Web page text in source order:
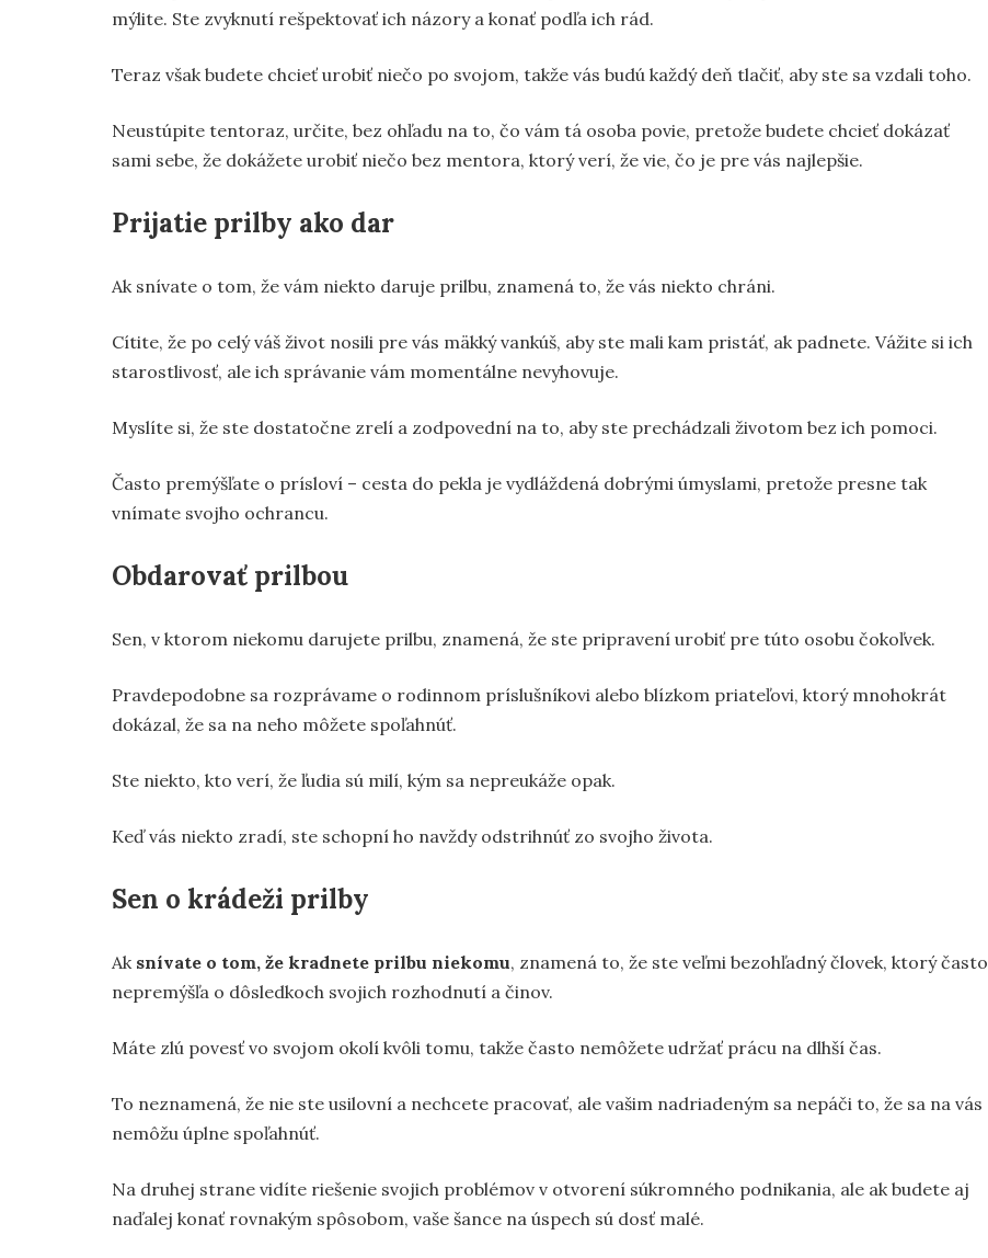
mýlite. Ste zvyknutí rešpektovať ich názory a konať podľa ich rád.
Teraz však budete chcieť urobiť niečo po svojom, takže vás budú každý deň tlačiť, aby ste sa vzdali toho.
Neustúpite tentoraz, určite, bez ohľadu na to, čo vám tá osoba povie, pretože budete chcieť dokázať
sami sebe, že dokážete urobiť niečo bez mentora, ktorý verí, že vie, čo je pre vás najlepšie.
Prijatie prilby ako dar
Ak snívate o tom, že vám niekto daruje prilbu, znamená to, že vás niekto chráni.
Cítite, že po celý váš život nosili pre vás mäkký vankúš, aby ste mali kam pristáť, ak padnete. Vážite si ich
starostlivosť, ale ich správanie vám momentálne nevyhovuje.
Myslíte si, že ste dostatočne zrelí a zodpovední na to, aby ste prechádzali životom bez ich pomoci.
Často premýšľate o prísloví – cesta do pekla je vydláždená dobrými úmyslami, pretože presne tak
vnímate svojho ochrancu.
Obdarovať prilbou
Sen, v ktorom niekomu darujete prilbu, znamená, že ste pripravení urobiť pre túto osobu čokoľvek.
Pravdepodobne sa rozprávame o rodinnom príslušníkovi alebo blízkom priateľovi, ktorý mnohokrát
dokázal, že sa na neho môžete spoľahnúť.
Ste niekto, kto verí, že ľudia sú milí, kým sa nepreukáže opak.
Keď vás niekto zradí, ste schopní ho navždy odstrihnúť zo svojho života.
Sen o krádeži prilby
Ak snívate o tom, že kradnete prilbu niekomu, znamená to, že ste veľmi bezohľadný človek, ktorý často
nepremýšľa o dôsledkoch svojich rozhodnutí a činov.
Máte zlú povesť vo svojom okolí kvôli tomu, takže často nemôžete udržať prácu na dlhší čas.
To neznamená, že nie ste usilovní a nechcete pracovať, ale vašim nadriadeným sa nepáči to, že sa na vás
nemôžu úplne spoľahnúť.
Na druhej strane vidíte riešenie svojich problémov v otvorení súkromného podnikania, ale ak budete aj
naďalej konať rovnakým spôsobom, vaše šance na úspech sú dosť malé.